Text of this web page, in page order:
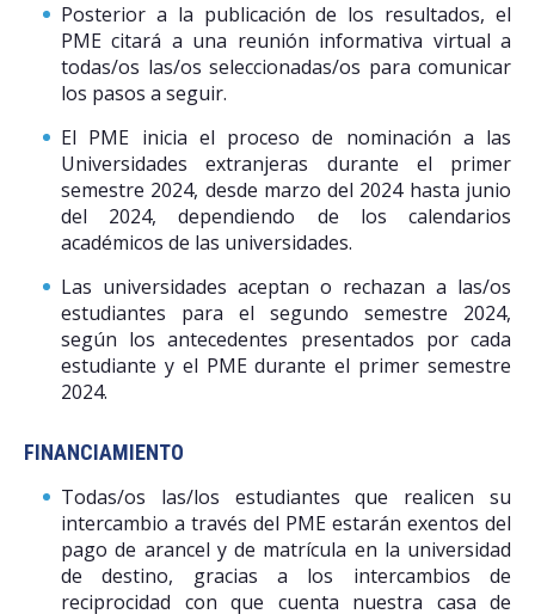
Posterior a la publicación de los resultados, el
PME citará a una reunión informativa virtual a
todas/os las/os seleccionadas/os para comunicar
los pasos a seguir.
El PME inicia el proceso de nominación a las
Universidades extranjeras durante el primer
semestre 2024, desde marzo del 2024 hasta junio
del 2024, dependiendo de los calendarios
académicos de las universidades.
Las universidades aceptan o rechazan a las/os
estudiantes para el segundo semestre 2024,
según los antecedentes presentados por cada
estudiante y el PME durante el primer semestre
2024.
FINANCIAMIENTO
Todas/os las/los estudiantes que realicen su
intercambio a través del PME estarán exentos del
pago de arancel y de matrícula en la universidad
de destino, gracias a los intercambios de
reciprocidad con que cuenta nuestra casa de